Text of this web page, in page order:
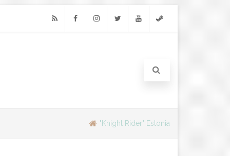
"Knight Rider" Estonia